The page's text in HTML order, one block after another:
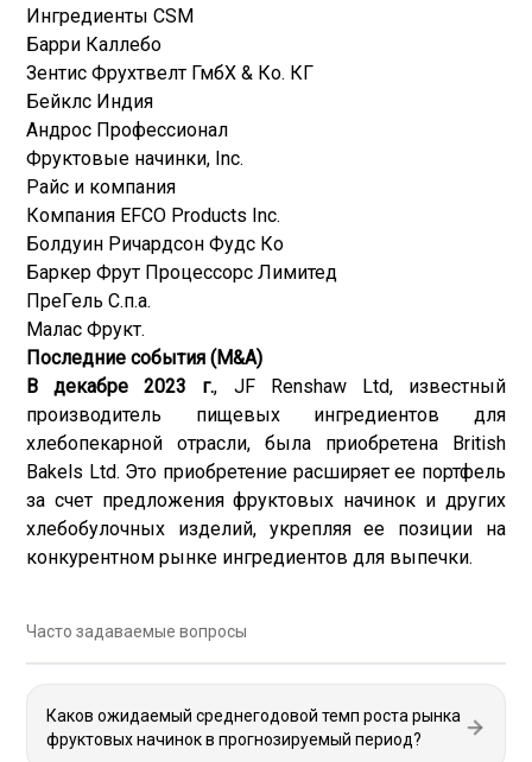
Ингредиенты CSM
Барри Каллебо
Зентис Фрухтвелт ГмбХ & Ко. КГ
Бейклс Индия
Андрос Профессионал
Фруктовые начинки, Inc.
Райс и компания
Компания EFCO Products Inc.
Болдуин Ричардсон Фудс Ко
Баркер Фрут Процессорс Лимитед
ПреГель С.п.а.
Малас Фрукт.
Последние события (M&A)
В декабре 2023 г., JF Renshaw Ltd, известный
производитель пищевых ингредиентов для
хлебопекарной отрасли, была приобретена British
Bakels Ltd. Это приобретение расширяет ее портфель
за счет предложения фруктовых начинок и других
хлебобулочных изделий, укрепляя ее позиции на
конкурентном рынке ингредиентов для выпечки.
Часто задаваемые вопросы
Каков ожидаемый среднегодовой темп роста рынка
фруктовых начинок в прогнозируемый период?